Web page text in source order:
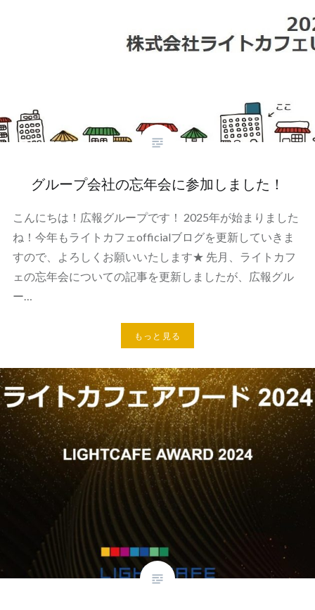
グループ会社の忘年会に参加しました！
こんにちは！広報グループです！ 2025年が始まりました
ね！今年もライトカフェofficialブログを更新していきま
すので、よろしくお願いいたします★ 先月、ライトカフ
ェの忘年会についての記事を更新しましたが、広報グル
ー…
もっと見る